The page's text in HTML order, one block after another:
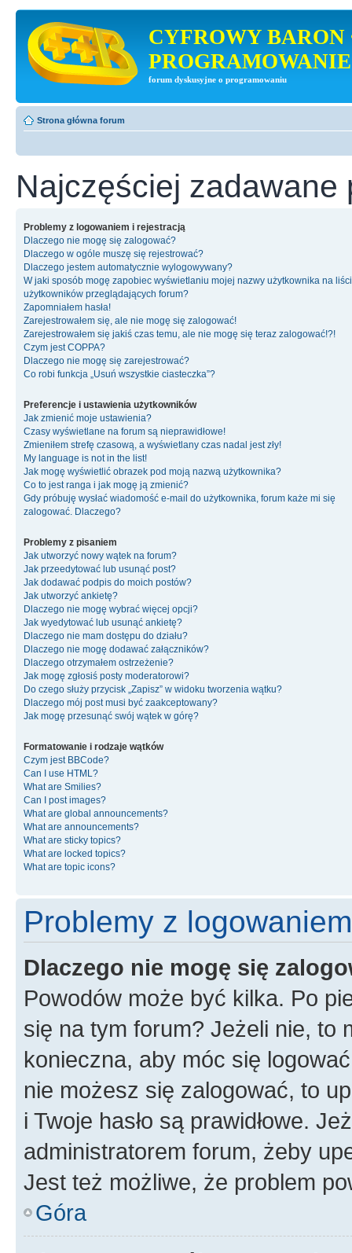
CYFROWY BARON
PROGRAMOWANIE
forum dyskusyjne o programowaniu
Strona główna forum
Najczęściej zadawane
Problemy z logowaniem i rejestracją
Dlaczego nie mogę się zalogować?
Dlaczego w ogóle muszę się rejestrować?
Dlaczego jestem automatycznie wylogowywany?
W jaki sposób mogę zapobiec wyświetlaniu mojej nazwy użytkownika na
użytkowników przeglądających forum?
Zapomniałem hasła!
Zarejestrowałem się, ale nie mogę się zalogować!
Zarejestrowałem się jakiś czas temu, ale nie mogę się teraz zalogować!?!
Czym jest COPPA?
Dlaczego nie mogę się zarejestrować?
Co robi funkcja „Usuń wszystkie ciasteczka”?
Preferencje i ustawienia użytkowników
Jak zmienić moje ustawienia?
Czasy wyświetlane na forum są nieprawidłowe!
Zmieniłem strefę czasową, a wyświetlany czas nadal jest zły!
My language is not in the list!
Jak mogę wyświetlić obrazek pod moją nazwą użytkownika?
Co to jest ranga i jak mogę ją zmienić?
Gdy próbuję wysłać wiadomość e-mail do użytkownika, forum każe mi się
zalogować. Dlaczego?
Problemy z pisaniem
Jak utworzyć nowy wątek na forum?
Jak przeedytować lub usunąć post?
Jak dodawać podpis do moich postów?
Jak utworzyć ankietę?
Dlaczego nie mogę wybrać więcej opcji?
Jak wyedytować lub usunąć ankietę?
Dlaczego nie mam dostępu do działu?
Dlaczego nie mogę dodawać załączników?
Dlaczego otrzymałem ostrzeżenie?
Jak mogę zgłosiś posty moderatorowi?
Do czego służy przycisk „Zapisz” w widoku tworzenia wątku?
Dlaczego mój post musi być zaakceptowany?
Jak mogę przesunąć swój wątek w górę?
Formatowanie i rodzaje wątków
Czym jest BBCode?
Can I use HTML?
What are Smilies?
Can I post images?
What are global announcements?
What are announcements?
What are sticky topics?
What are locked topics?
What are topic icons?
Problemy z
Dlaczego nie mogę się
Powodów może być kilka. Po
się na tym forum? Jeżeli nie, to
konieczna, aby móc się
nie możesz się zalogować, to
i Twoje hasło są prawidłowe.
administratorem forum, żeby
Jest też możliwe, że problem
Góra